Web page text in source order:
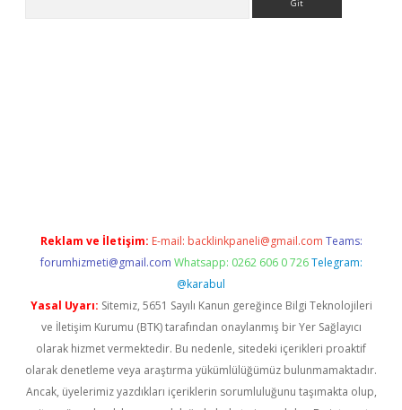
Reklam ve İletişim: E-mail: backlinkpaneli@gmail.com Teams:
forumhizmeti@gmail.com Whatsapp: 0262 606 0 726 Telegram:
@karabul
Yasal Uyarı: Sitemiz, 5651 Sayılı Kanun gereğince Bilgi Teknolojileri
ve İletişim Kurumu (BTK) tarafından onaylanmış bir Yer Sağlayıcı
olarak hizmet vermektedir. Bu nedenle, sitedeki içerikleri proaktif
olarak denetleme veya araştırma yükümlülüğümüz bulunmamaktadır.
Ancak, üyelerimiz yazdıkları içeriklerin sorumluluğunu taşımakta olup,